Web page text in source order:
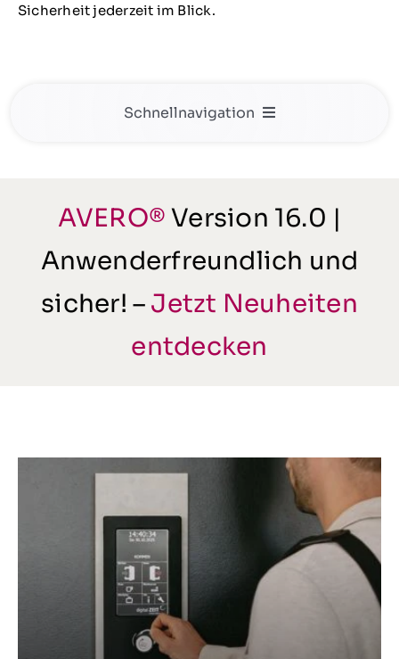
Sicherheit jederzeit im Blick.
Schnellnavigation
Gut zu wissen
AVERO®Version 16.0 |
Anwenderfreundlich und
sicher! – Jetzt Neuheiten
entdecken